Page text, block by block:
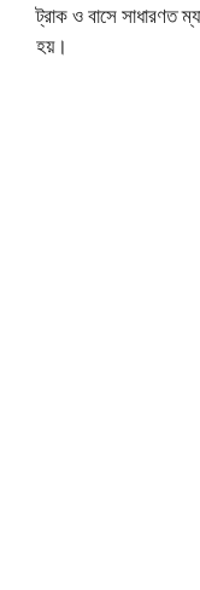
ট্রাক ও বাসে সাধারণত
হয়।